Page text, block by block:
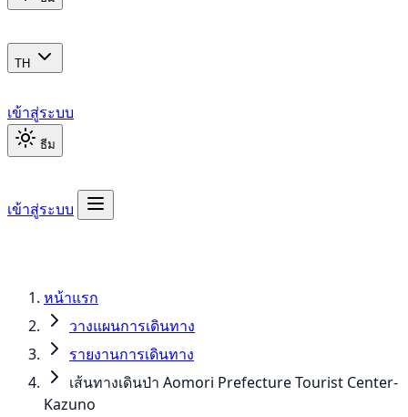
TH
เข้าสู่ระบบ
ธีม
เข้าสู่ระบบ
หน้าแรก
วางแผนการเดินทาง
รายงานการเดินทาง
เส้นทางเดินป่า Aomori Prefecture Tourist Center-
Kazuno